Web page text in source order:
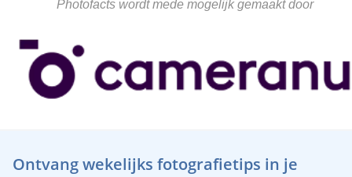
Photofacts wordt mede mogelijk gemaakt door
Ontvang wekelijks fotografietips in je